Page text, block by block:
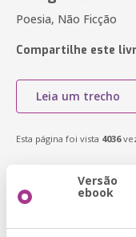
Poesia, Não Ficção
Compartilhe este
Leia um trecho
Esta página foi vista 4036
Versão
ebook